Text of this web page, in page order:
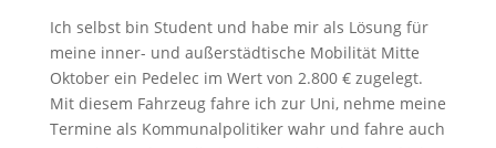
Ich selbst bin Student und habe mir als Lösung für
meine inner- und außerstädtische Mobilität Mitte
Oktober ein Pedelec im Wert von 2.800 € zugelegt.
Mit diesem Fahrzeug fahre ich zur Uni, nehme meine
Termine als Kommunalpolitiker wahr und fahre auch